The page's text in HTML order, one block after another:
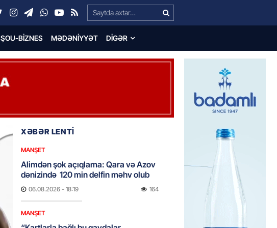
Search…
ŞOU-BIZNES MƏDƏNIYYƏT DIGƏR
XƏBƏR LENTİ
MANŞET
Alimdən şok açıqlama: Qara və Azov
dənizində 120 min delfin məhv olub
06.08.2026 - 18:19 164
MANŞET